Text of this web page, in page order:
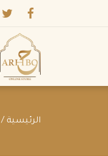
الرئيسية /